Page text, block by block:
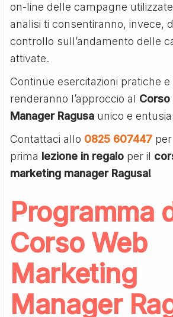
on-line delle campagne
analisi ti consentiranno, invece,
controllo sull’andamento delle
attivate.
Continue esercitazioni pratiche
renderanno l’approccio al Corso
Manager Ragusa unico e
Contattaci allo 0825 607447
prima lezione in regalo per il
marketing manager Ragusa!
Programma
Corso Web
Marketing
Manager